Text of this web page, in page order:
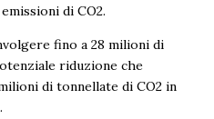
di CO2.
fino a 28 milioni di
riduzione che
di tonnellate di CO2 in